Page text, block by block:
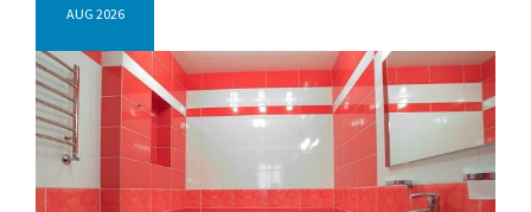
AUG 2026